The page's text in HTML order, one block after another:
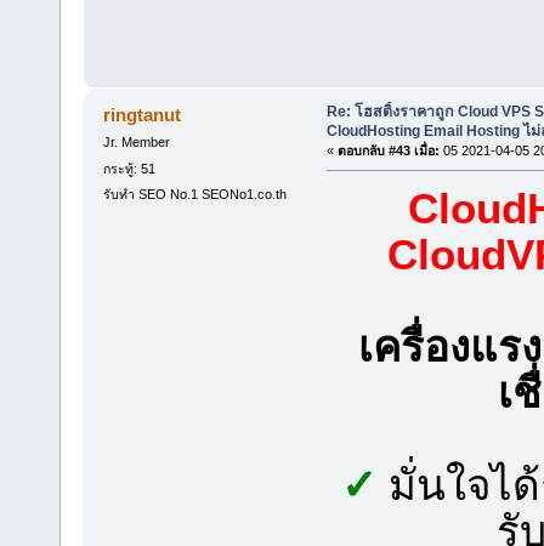
ringtanut
Jr. Member
กระทู้: 51
รับทำ SEO No.1 SEONo1.co.th
Re: โฮสติ้งราคาถูก Cloud VPS
CloudHosting Email Hosting ไ
« ตอบกลับ #43 เมื่อ: 05 2021-04-05
เครื่องแ
เ
✓ มั่นใจไ
รั